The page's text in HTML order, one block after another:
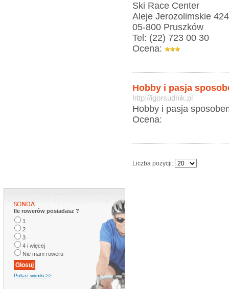
Ski Race Center
Aleje Jerozolimskie
05-800 Pruszków
Tel: (22) 723 00 30
Ocena:
Hobby i pasja
http://igorsudnik.pl
Hobby i pasja
Ocena:
Liczba pozycji:
Ile rowerów posiadasz ?
1
2
3
4 i więcej
Nie mam roweru
Pokaż wyniki >>